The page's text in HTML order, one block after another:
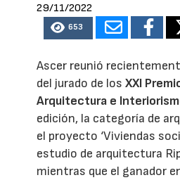
29/11/2022
653
Ascer reunió
del jurado de losXXI
Arquitectura e
edición, la categoría de
el proyecto ‘Viviendas
estudio de arquitectura
mientras que el ganador